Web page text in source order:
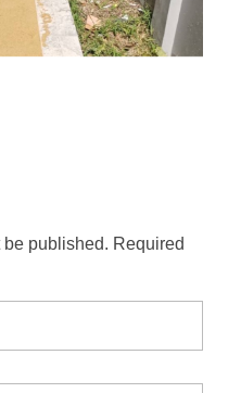
published. Required